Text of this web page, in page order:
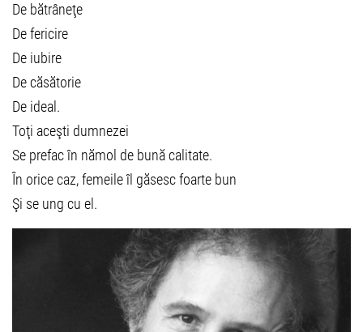
De bătrâneţe
De fericire
De iubire
De căsătorie
De ideal.
Toţi aceşti dumnezei
Se prefac în nămol de bună calitate.
În orice caz, femeile îl găsesc foarte bun
Şi se ung cu el.